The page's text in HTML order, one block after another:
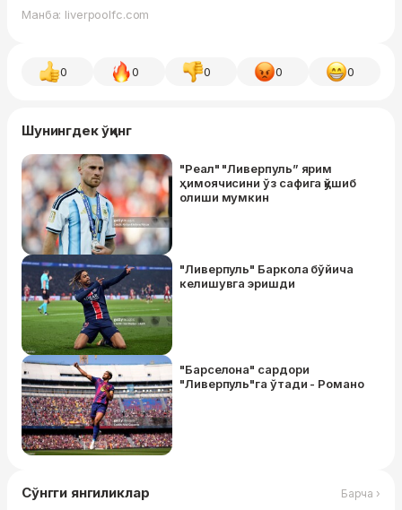
Манба: liverpoolfc.com
0 0 0 0 0
Шунингдек ўқинг
"Реал" "Ливерпуль” ярим
ҳимоячисини ўз сафига қўшиб
олиши мумкин
"Ливерпуль" Баркола бўйича
келишувга эришди
"Барселона" сардори
"Ливерпуль"га ўтади - Романо
Сўнгги янгиликлар Барча ›